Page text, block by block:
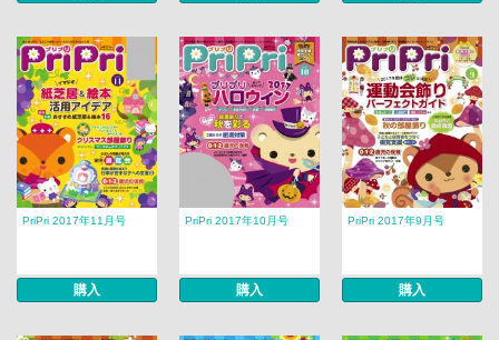
PriPri 2017年11月号
購入
PriPri 2017年10月号
購入
PriPri 2017年9月号
購入